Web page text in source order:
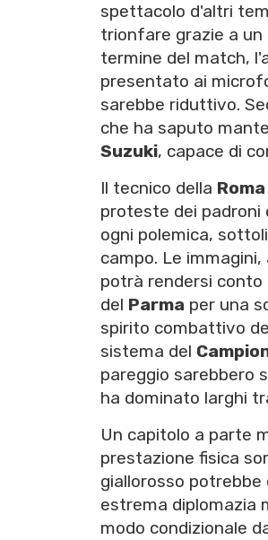
spettacolo d'altri
trionfare grazie a un
termine del match,
presentato ai
sarebbe riduttivo.
che ha saputo
Suzuki, capace di
Il tecnico della Roma
proteste dei padroni
ogni polemica,
campo. Le
potrà rendersi conto
del Parma per una
spirito combattivo
sistema del
pareggio sarebbero
ha dominato larghi
Un capitolo a parte
prestazione fisica
giallorosso potrebbe
estrema diplomazia
modo condizionale